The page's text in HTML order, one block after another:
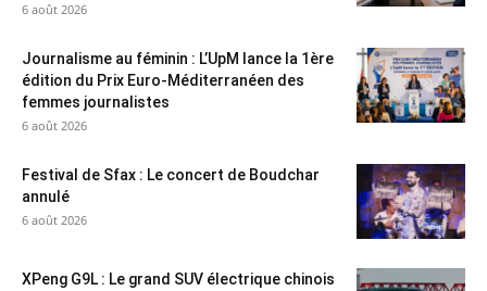
6 août 2026
Journalisme au féminin : L’UpM lance la 1ère
édition du Prix Euro-Méditerranéen des
femmes journalistes
6 août 2026
Festival de Sfax : Le concert de Boudchar
annulé
6 août 2026
XPeng G9L : Le grand SUV électrique chinois